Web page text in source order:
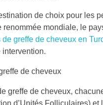
de choix pour les
renommée mondiale, le
greffe de cheveux en
intervention.
de cheveux
greffe de cheveux,
d’Unités Folliculaires)